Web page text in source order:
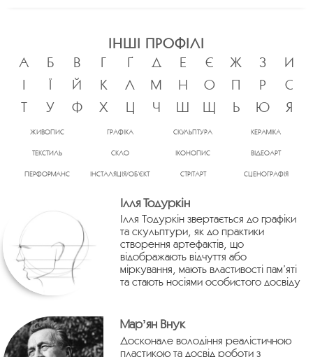
ІНШІ ПРОФІЛІ
А
Б В Г Ґ Д Е Є Ж З
И
І
Ї Й К Л М Н О П Р
С
Т
У Ф Х Ц Ч Ш Щ Ь Ю Я
ЖИВОПИС ГРАФІКА СКУЛЬПТУРА КЕРАМІКА
ТЕКСТИЛЬ СКЛО ІКОНОПИС ВІДЕОАРТ
ПЕРФОРМАНС ІНСТАЛЯЦІЯ/ОБ’ЄКТ СТРІТАРТ СЦЕНОГРАФІЯ
Ілля Тодуркін
Ілля Тодуркін звертається до графіки
та скульптури, як до практики
створення артефактів, що
відображають відчуття або
міркування, мають властивості пам’яті
та стають носіями особистого досвіду
Марʼян Внук
Досконале володіння реалістичною
пластикою та досвід роботи з